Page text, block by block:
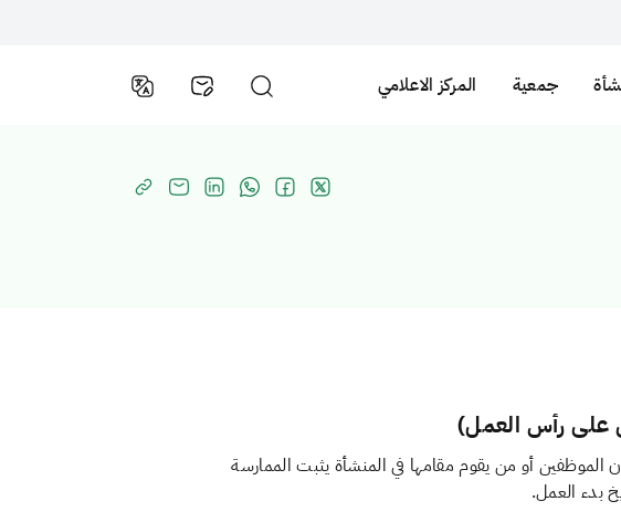
جمعية المركز الاعلامي
على رأس العمل)
أو من يقوم مقامها في المنشأة يثبت الممارسة
بدء العمل.